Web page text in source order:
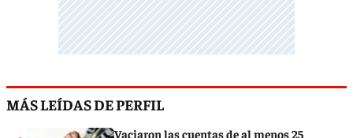
MÁS LEÍDAS DE PERFIL
Vaciaron las cuentas de al menos 25